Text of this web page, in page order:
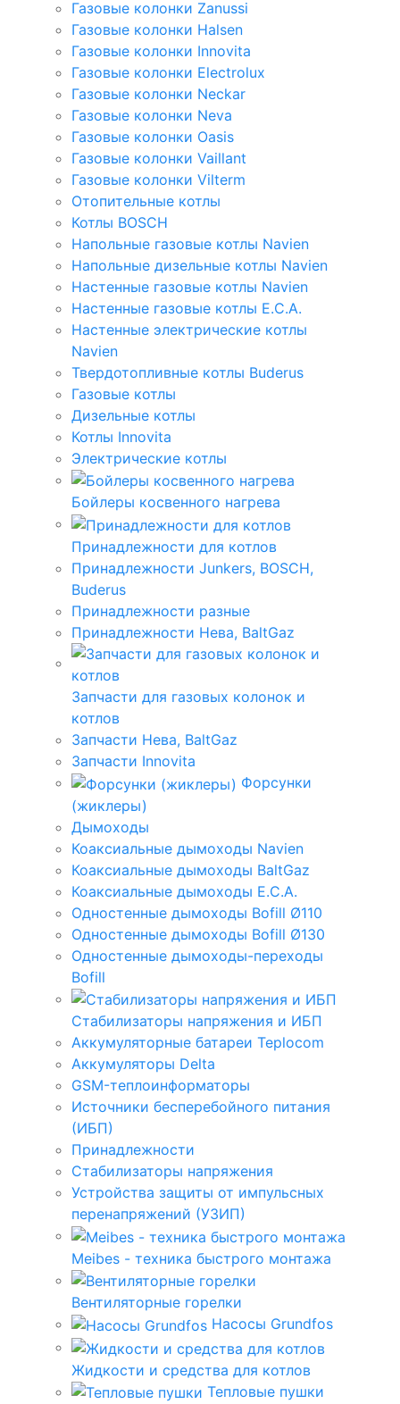
Газовые колонки Zanussi
Газовые колонки Halsen
Газовые колонки Innovita
Газовые колонки Electrolux
Газовые колонки Neckar
Газовые колонки Neva
Газовые колонки Oasis
Газовые колонки Vaillant
Газовые колонки Vilterm
Отопительные котлы
Котлы BOSCH
Напольные газовые котлы Navien
Напольные дизельные котлы Navien
Настенные газовые котлы Navien
Настенные газовые котлы E.C.A.
Настенные электрические котлы
Navien
Твердотопливные котлы Buderus
Газовые котлы
Дизельные котлы
Котлы Innovita
Электрические котлы
Бойлеры косвенного нагрева
Принадлежности для котлов
Принадлежности Junkers, BOSCH,
Buderus
Принадлежности разные
Принадлежности Нева, BaltGaz
Запчасти для газовых колонок и
котлов
Запчасти Нева, BaltGaz
Запчасти Innovita
Форсунки
(жиклеры)
Дымоходы
Коаксиальные дымоходы Navien
Коаксиальные дымоходы BaltGaz
Коаксиальные дымоходы E.C.A.
Одностенные дымоходы Bofill Ø110
Одностенные дымоходы Bofill Ø130
Одностенные дымоходы-переходы
Bofill
Стабилизаторы напряжения и ИБП
Аккумуляторные батареи Teplocom
Аккумуляторы Delta
GSM-теплоинформаторы
Источники бесперебойного питания
(ИБП)
Принадлежности
Стабилизаторы напряжения
Устройства защиты от импульсных
перенапряжений (УЗИП)
Meibes - техника быстрого монтажа
Вентиляторные горелки
Насосы Grundfos
Жидкости и средства для котлов
Тепловые пушки